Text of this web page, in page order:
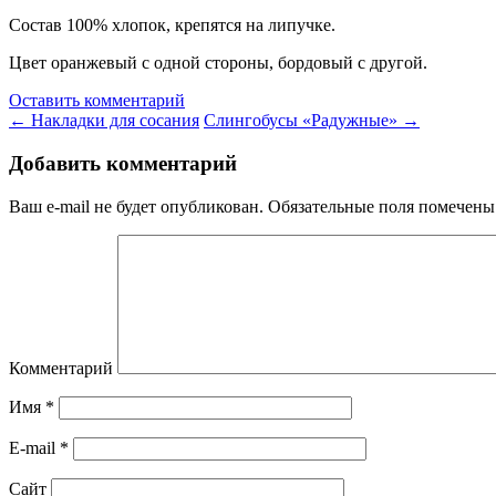
Состав 100% хлопок, крепятся на липучке.
Цвет оранжевый с одной стороны, бордовый с другой.
Оставить комментарий
← Накладки для сосания Слингобусы «Радужные» →
Добавить комментарий
Ваш e-mail не будет опубликован. Обязательные поля
Комментарий
Имя *
E-mail *
Сайт